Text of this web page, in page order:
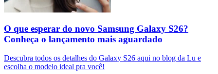
O que esperar do novo Samsung Galaxy S26?
Conheça o lançamento mais aguardado
Descubra todos os detalhes do Galaxy S26 aqui no blog da Lu e
escolha o modelo ideal pra você!